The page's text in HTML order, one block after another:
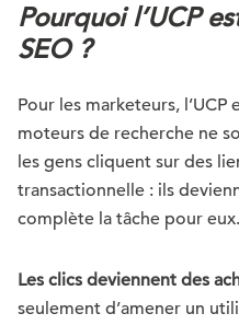
Pourquoi l’UCP
SEO ?
Pour les marketeurs,
moteurs de recherche ne
les gens cliquent sur des
transactionnelle : ils
complète la tâche pour eux.
Les clics deviennent des
seulement d’amener un